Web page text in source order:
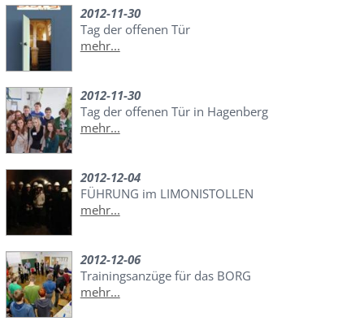
2012-11-30
Tag der offenen Tür
mehr...
2012-11-30
Tag der offenen Tür in Hagenberg
mehr...
2012-12-04
FÜHRUNG im LIMONISTOLLEN
mehr...
2012-12-06
Trainingsanzüge für das BORG
mehr...